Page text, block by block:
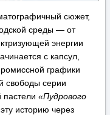
сюжет,
среды — от
энергии
с капсул,
графики
свободы серии
«Пудрового
историю через